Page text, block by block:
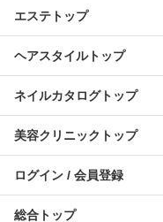
エステトップ
ヘアスタイルトップ
ネイルカタログトップ
美容クリニックトップ
ログイン / 会員登録
総合トップ